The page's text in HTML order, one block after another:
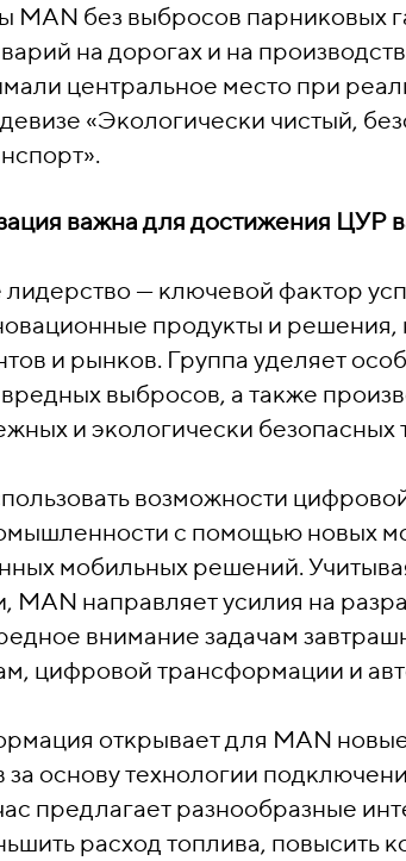
MAN без выбросов парниковых
на дорогах и на
центральное место при
«Экологически чистый,
важна для достижения ЦУР
лидерство — ключевой фактор
продукты и
и рынков. Группа уделяет
выбросов, а также
и экологически безопасных
возможности
с помощью новых
мобильных решений.
MAN направляет усилия на
внимание задачам
цифровой трансформации и
открывает для MAN
за основу технологии
предлагает разнообразные
расход топлива, повысить